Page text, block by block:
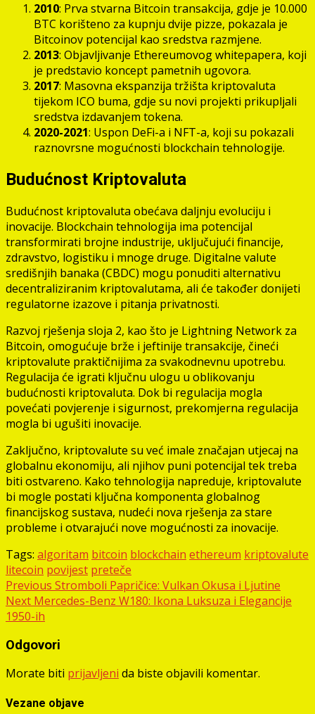
2010: Prva stvarna Bitcoin transakcija, gdje je 10.000
BTC korišteno za kupnju dvije pizze, pokazala je
Bitcoinov potencijal kao sredstva razmjene.
2013: Objavljivanje Ethereumovog whitepapera, koji
je predstavio koncept pametnih ugovora.
2017: Masovna ekspanzija tržišta kriptovaluta
tijekom ICO buma, gdje su novi projekti prikupljali
sredstva izdavanjem tokena.
2020-2021: Uspon DeFi-a i NFT-a, koji su pokazali
raznovrsne mogućnosti blockchain tehnologije.
Budućnost Kriptovaluta
Budućnost kriptovaluta obećava daljnju evoluciju i
inovacije. Blockchain tehnologija ima potencijal
transformirati brojne industrije, uključujući financije,
zdravstvo, logistiku i mnoge druge. Digitalne valute
središnjih banaka (CBDC) mogu ponuditi alternativu
decentraliziranim kriptovalutama, ali će također donijeti
regulatorne izazove i pitanja privatnosti.
Razvoj rješenja sloja 2, kao što je Lightning Network za
Bitcoin, omogućuje brže i jeftinije transakcije, čineći
kriptovalute praktičnijima za svakodnevnu upotrebu.
Regulacija će igrati ključnu ulogu u oblikovanju
budućnosti kriptovaluta. Dok bi regulacija mogla
povećati povjerenje i sigurnost, prekomjerna regulacija
mogla bi ugušiti inovacije.
Zaključno, kriptovalute su već imale značajan utjecaj na
globalnu ekonomiju, ali njihov puni potencijal tek treba
biti ostvareno. Kako tehnologija napreduje, kriptovalute
bi mogle postati ključna komponenta globalnog
financijskog sustava, nudeći nova rješenja za stare
probleme i otvarajući nove mogućnosti za inovacije.
Tags: algoritam bitcoin blockchain ethereum kriptovalute
litecoin povijest preteče
Post
navigation
Previous Stromboli Papričice: Vulkan Okusa i Ljutine
Next Mercedes-Benz W180: Ikona Luksuza i Elegancije
1950-ih
Odgovori
Morate biti prijavljeni da biste objavili komentar.
Vezane objave